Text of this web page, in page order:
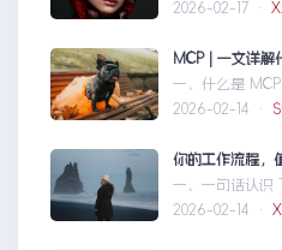
2026-02-17 ·
一、什么是
2026-02-14 ·
一、一句话认
2026-02-14 ·